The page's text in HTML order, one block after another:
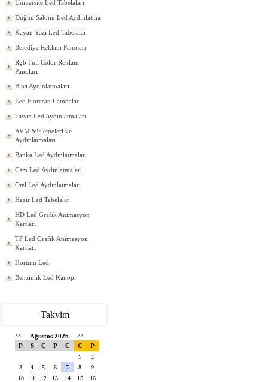
Üniversite Led Tabelaları
Düğün Salonu Led Aydınlatma
Kayan Yazı Led Tabelalar
Belediye Reklam Panoları
Rgb Full Color Reklam
Panoları
Bina Aydınlatmaları
Led Floresan Lambalar
Tavan Led Aydınlatmaları
AVM Süslemeleri ve
Aydınlatmaları
Banka Led Aydınlatmaları
Gsm Led Aydınlatmaları
Otel Led Aydınlatmaları
Hazır Led Tabelalar
HD Led Grafik Animasyon
Kartları
TF Led Grafik Animasyon
Kartları
Hortum Led
Benzinlik Led Kanopi
Takvim
<< Ağustos 2026 >>
P S Ç P C C P
1
2
3
4 5 6 7 8
9
10
11 12 13 14 15
16